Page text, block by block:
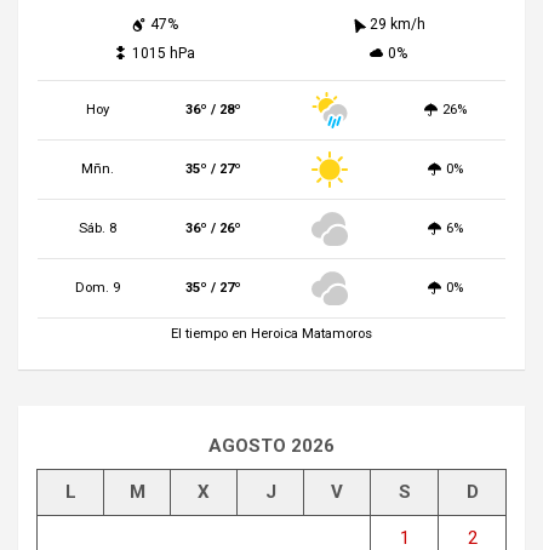
47%
29 km/h
1015 hPa
0%
Hoy 36º / 28º 26%
Mñn. 35º / 27º 0%
Sáb. 8 36º / 26º 6%
Dom. 9 35º / 27º 0%
El tiempo en Heroica Matamoros
AGOSTO 2026
L M X J V S D
1 2